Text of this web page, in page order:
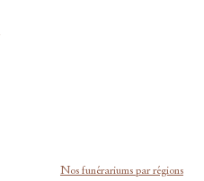
Nos funérariums par régions